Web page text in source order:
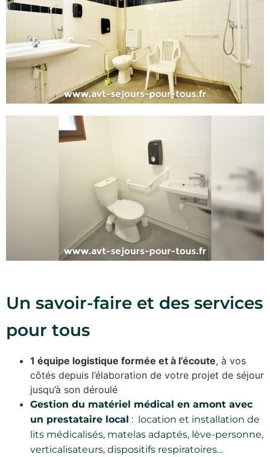
Un savoir-faire et des services
pour tous
1 équipe logistique formée et à l’écoute, à vos
côtés depuis l’élaboration de votre projet de séjour
jusqu’à son déroulé
Gestion du matériel médical en amont avec
un prestataire local : location et installation de
lits médicalisés, matelas adaptés, lève-personne,
verticalisateurs, dispositifs respiratoires…